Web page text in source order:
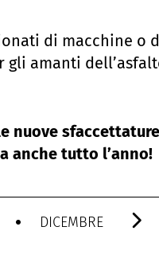
di macchine
gli amanti
nuove
anche tutto l’anno!
DICEMBRE